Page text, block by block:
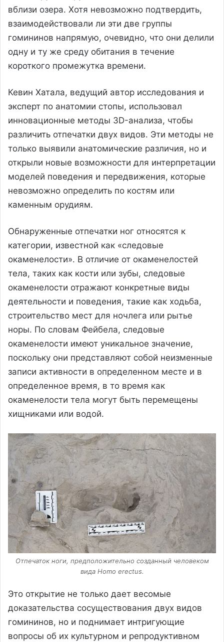
вблизи озера. Хотя невозможно подтвердить,
взаимодействовали ли эти две группы
гомининов напрямую, очевидно, что они делили
одну и ту же среду обитания в течение
короткого промежутка времени.
Кевин Хатала, ведущий автор исследования и
эксперт по анатомии стопы, использовал
инновационные методы 3D-анализа, чтобы
различить отпечатки двух видов. Эти методы не
только выявили анатомические различия, но и
открыли новые возможности для интерпретации
моделей поведения и передвижения, которые
невозможно определить по костям или
каменным орудиям.
Обнаруженные отпечатки ног относятся к
категории, известной как «следовые
окаменелости». В отличие от окаменелостей
тела, таких как кости или зубы, следовые
окаменелости отражают конкретные виды
деятельности и поведения, такие как ходьба,
строительство мест для ночлега или рытье
норы. По словам Фейбела, следовые
окаменелости имеют уникальное значение,
поскольку они представляют собой неизменные
записи активности в определенном месте и в
определенное время, в то время как
окаменелости тела могут быть перемещены
хищниками или водой.
Отпечаток ноги, предположительно созданный человеком
вида Homo erectus.
Это открытие не только дает весомые
доказательства сосуществования двух видов
гомининов, но и поднимает интригующие
вопросы об их культурном и репродуктивном